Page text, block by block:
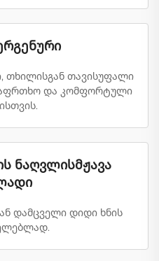
თხილისგან თავისუფალი
და კომფორტული
ნაღვლისმჟავა
დამცველი დიდი ხნის